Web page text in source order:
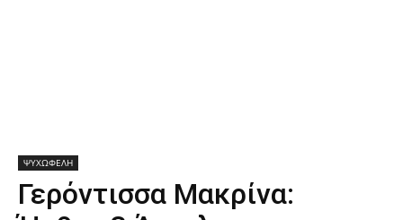
ΨΥΧΩΦΕΛΗ
Γερόντισσα Μακρίνα: